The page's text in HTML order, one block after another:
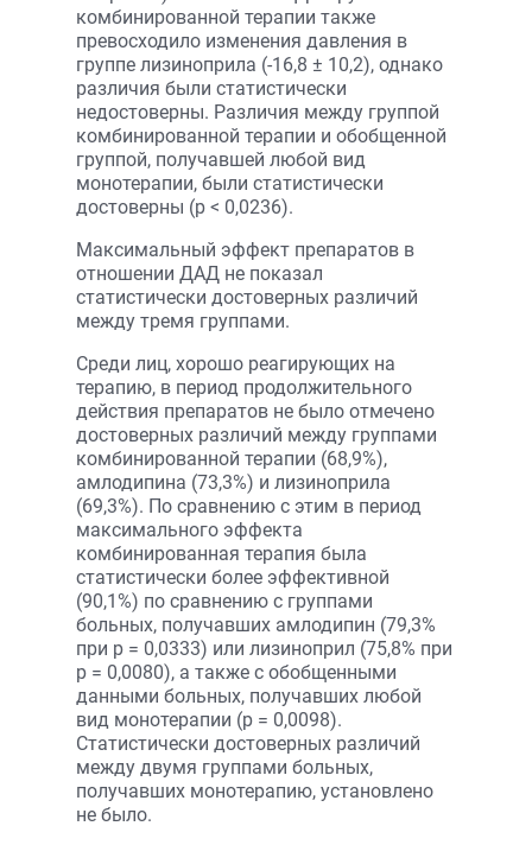
комбинированной терапии также
превосходило изменения давления в
группе лизиноприла (-16,8 ± 10,2), однако
различия были статистически
недостоверны. Различия между группой
комбинированной терапии и обобщенной
группой, получавшей любой вид
монотерапии, были статистически
достоверны (р < 0,0236).
Максимальный эффект препаратов в
отношении ДАД не показал
статистически достоверных различий
между тремя группами.
Среди лиц, хорошо реагирующих на
терапию, в период продолжительного
действия препаратов не было отмечено
достоверных различий между группами
комбинированной терапии (68,9%),
амлодипина (73,3%) и лизиноприла
(69,3%). По сравнению с этим в период
максимального эффекта
комбинированная терапия была
статистически более эффективной
(90,1%) по сравнению с группами
больных, получавших амлодипин (79,3%
при р = 0,0333) или лизиноприл (75,8% при
р = 0,0080), а также с обобщенными
данными больных, получавших любой
вид монотерапии (р = 0,0098).
Статистически достоверных различий
между двумя группами больных,
получавших монотерапию, установлено
не было.